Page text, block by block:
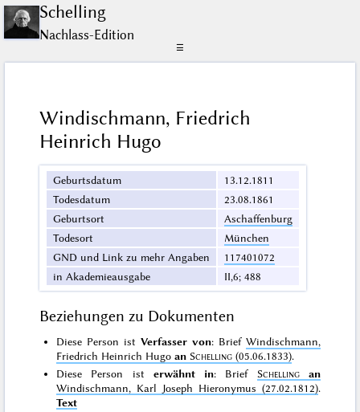
Schelling
Nachlass-Edition
☰
Windischmann, Friedrich
Heinrich Hugo
Geburtsdatum
13.12.1811
Todesdatum
23.08.1861
Geburtsort
Aschaffenburg
Todesort
München
GND und Link zu mehr Angaben
117401072
in Akademieausgabe
II,6; 488
Beziehungen zu Dokumenten
Diese Person ist Verfasser von: Brief Windischmann,
Friedrich Heinrich Hugoan Schelling (05.06.1833).
Diese Person ist erwähnt in: Brief Schelling
an
Windischmann, Karl Joseph Hieronymus (27.02.1812).
Text